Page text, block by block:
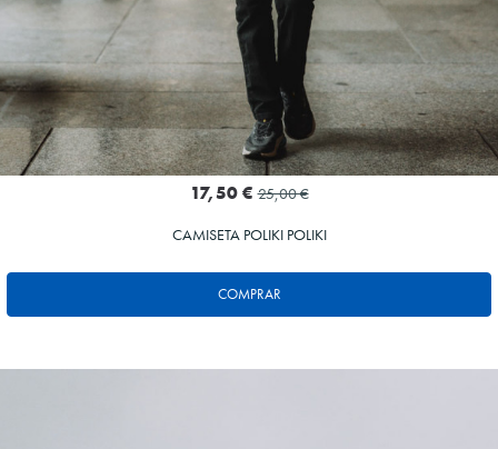
COMPRAR
17,50 € 25,00 €
CAMISETA POLIKI POLIKI